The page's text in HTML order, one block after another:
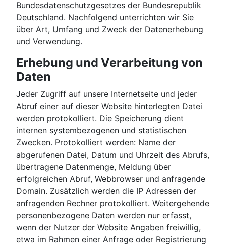
Bundesdatenschutzgesetzes der Bundesrepublik
Deutschland. Nachfolgend unterrichten wir Sie
über Art, Umfang und Zweck der Datenerhebung
und Verwendung.
Erhebung und Verarbeitung von
Daten
Jeder Zugriff auf unsere Internetseite und jeder
Abruf einer auf dieser Website hinterlegten Datei
werden protokolliert. Die Speicherung dient
internen systembezogenen und statistischen
Zwecken. Protokolliert werden: Name der
abgerufenen Datei, Datum und Uhrzeit des Abrufs,
übertragene Datenmenge, Meldung über
erfolgreichen Abruf, Webbrowser und anfragende
Domain. Zusätzlich werden die IP Adressen der
anfragenden Rechner protokolliert. Weitergehende
personenbezogene Daten werden nur erfasst,
wenn der Nutzer der Website Angaben freiwillig,
etwa im Rahmen einer Anfrage oder Registrierung